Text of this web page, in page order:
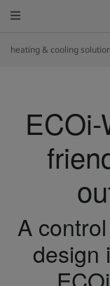
heating & cooling
A
design